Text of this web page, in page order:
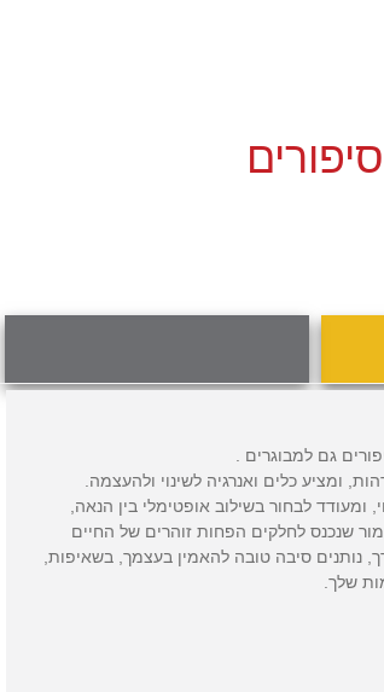
סיפורים
גם למבוגרים .
ומציע כלים ואנרגיה לשינוי ולהעצמה.
לבחור בשילוב אופטימלי בין הנאה,
שנכנס לחלקים הפחות זוהרים של החיים
נותנים סיבה טובה להאמין בעצמך, בשאיפות,
שלך.